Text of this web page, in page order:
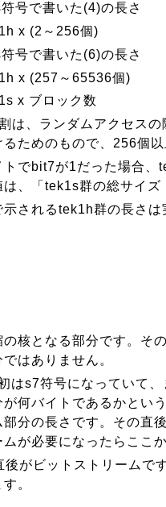
号で書いた(4)の長さ
x (2～256個)
号で書いた(6)の長さ
x (257～65536個)
x ブロック数
は、ランダムアクセス
ためのもので、256個
トでbit7が1だった場合、
は、「tek1s群の総サイズ
示されるtek1h群の長さ
の核となる部分です。そ
はありません。
はs7符号になっていて
が何バイトであるかとい
部分の長さです。その直
ムが必要になったらここ
後がビットストリームで
。